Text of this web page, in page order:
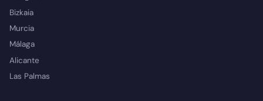
Bizkaia
Murcia
Málaga
Alicante
Las Palmas